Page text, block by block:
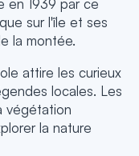
sur l'île et ses
la montée.
attire les curieux
locales. Les
végétation
la nature